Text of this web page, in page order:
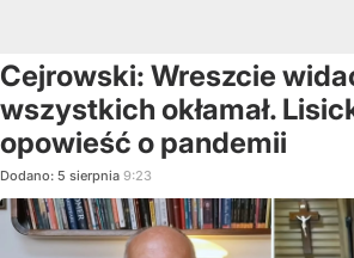
Cejrowski: Wreszcie
wszystkich okłamał.
opowieść o pandemii
Dodano: 5 sierpnia 9:23